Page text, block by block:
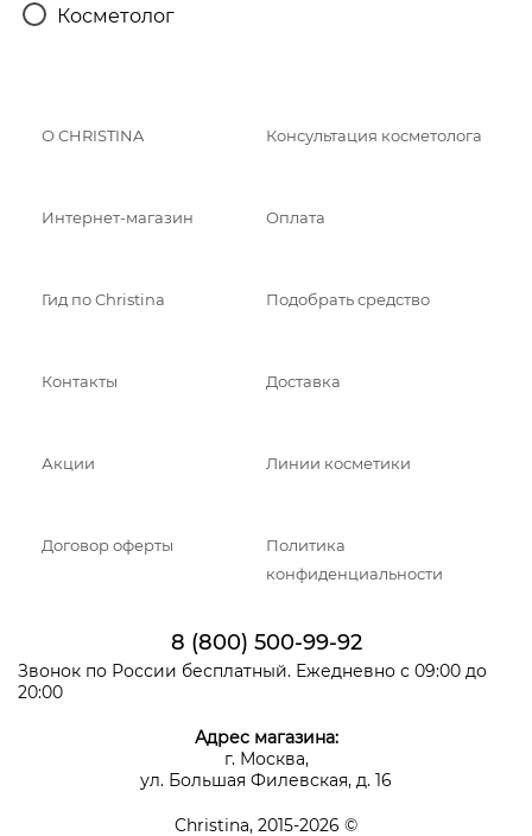
Косметолог
О CHRISTINA Консультация косметолога
Интернет-магазин Оплата
Гид по Christina Подобрать средство
Контакты Доставка
Акции Линии косметики
Договор оферты
Политика
конфиденциальности
8 (800) 500-99-92
Звонок по России бесплатный. Ежедневно с 09:00 до
20:00
Адрес магазина:
г. Москва,
ул. Большая Филевская, д. 16
Christina, 2015-2026 ©